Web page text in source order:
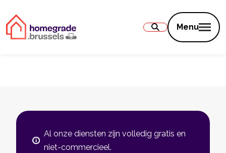
Menu
Al onze diensten zijn volledig gratis en
niet-commercieel.